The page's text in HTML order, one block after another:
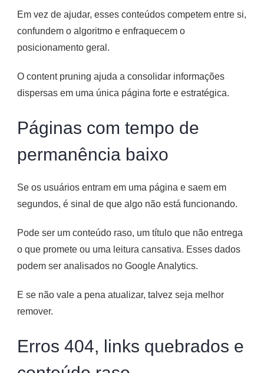
Em vez de ajudar, esses conteúdos competem entre si,
confundem o algoritmo e enfraquecem o
posicionamento geral.
O content pruning ajuda a consolidar informações
dispersas em uma única página forte e estratégica.
Páginas com tempo de
permanência baixo
Se os usuários entram em uma página e saem em
segundos, é sinal de que algo não está funcionando.
Pode ser um conteúdo raso, um título que não entrega
o que promete ou uma leitura cansativa. Esses dados
podem ser analisados no Google Analytics.
E se não vale a pena atualizar, talvez seja melhor
remover.
Erros 404, links quebrados e